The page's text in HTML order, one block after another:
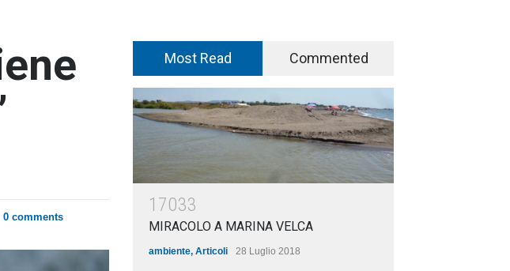
0 comments
Most Read Commented
17033
MIRACOLO A MARINA VELCA
ambiente, Articoli 28 Luglio 2018